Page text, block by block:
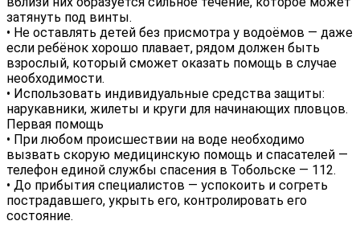
затянуть под винты.
• Не оставлять детей без присмотра у водоёмов — даже
если ребёнок хорошо плавает, рядом должен быть
взрослый, который сможет оказать помощь в случае
необходимости.
• Использовать индивидуальные средства защиты:
нарукавники, жилеты и круги для начинающих пловцов.
Первая помощь
• При любом происшествии на воде необходимо
вызвать скорую медицинскую помощь и спасателей —
телефон единой службы спасения в Тобольске — 112.
• До прибытия специалистов — успокоить и согреть
пострадавшего, укрыть его, контролировать его
состояние.